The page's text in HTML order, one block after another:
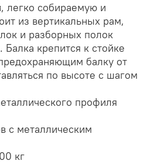
легко собираемую и
из вертикальных рам,
и разборных полок
крепится к стойке
балку от
по высоте с шагом
профиля
с металлическим
кг